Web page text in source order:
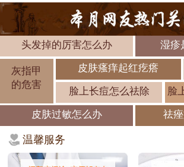
头发掉的厉害怎么办 湿疹
灰指甲
的危害
皮肤瘙痒起红疙瘩
脸上长痘怎么祛除 脸
皮肤过敏怎么办 祛
温馨服务